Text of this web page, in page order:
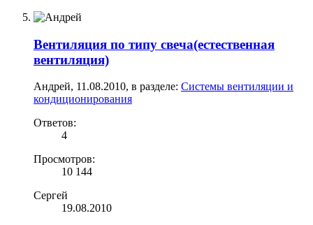
Вентиляция по типу свеча(естественная
вентиляция)
Андрей, 11.08.2010, в разделе: Системы вентиляции и
кондиционирования
Ответов:
4
Просмотров:
10 144
Сергей
19.08.2010